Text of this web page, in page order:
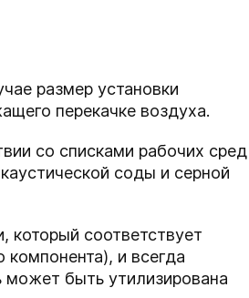
размер установки
перекачке воздуха.
со списками рабочих сред
соды и серной
который соответствует
компонента), и всегда
может быть утилизирована